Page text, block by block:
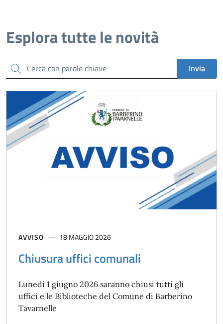
Esplora tutte le novità
Cerca Invia
AVVISO 18 MAGGIO 2026
Chiusura uffici comunali
Lunedì 1 giugno 2026 saranno chiusi tutti gli
uffici e le Biblioteche del Comune di Barberino
Tavarnelle